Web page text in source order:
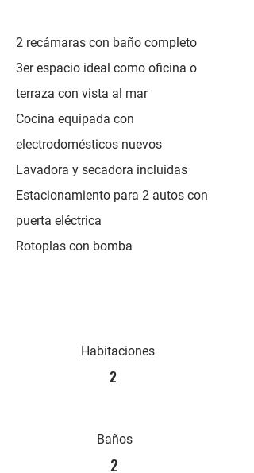
2 recámaras con baño completo
3er espacio ideal como oficina o
terraza con vista al mar
Cocina equipada con
electrodomésticos nuevos
Lavadora y secadora incluidas
Estacionamiento para 2 autos con
puerta eléctrica
Rotoplas con bomba
Habitaciones
2
Baños
2